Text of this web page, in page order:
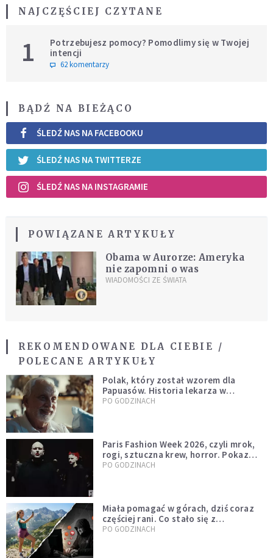
NAJCZĘŚCIEJ CZYTANE
1
Potrzebujesz pomocy? Pomodlimy się w Twojej
intencji
62 komentarzy
BĄDŹ NA BIEŻĄCO
ŚLEDŹ NAS NA FACEBOOKU
ŚLEDŹ NAS NA TWITTERZE
ŚLEDŹ NAS NA INSTAGRAMIE
POWIĄZANE ARTYKUŁY
Obama w Aurorze: Ameryka
nie zapomni o was
WIADOMOŚCI ZE ŚWIATA
REKOMENDOWANE DLA CIEBIE /
POLECANE ARTYKUŁY
Polak, który został wzorem dla
Papuasów. Historia lekarza w
sutannie, który uleczył dżunglę
PO GODZINACH
Paris Fashion Week 2026, czyli mrok,
rogi, sztuczna krew, horror. Pokaz
mody czy fascynacja diabłem?
PO GODZINACH
Miała pomagać w górach, dziś coraz
częściej rani. Co stało się z
Tatromaniakami?
PO GODZINACH